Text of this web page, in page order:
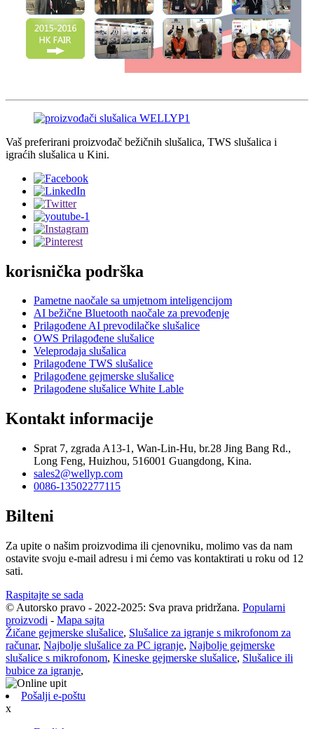
Vaš preferirani proizvođač bežičnih slušalica, TWS slušalica i
igraćih slušalica u Kini.
korisnička podrška
Pametne naočale sa umjetnom inteligencijom
AI bežične Bluetooth naočale za prevođenje
Prilagođene AI prevodilačke slušalice
OWS Prilagođene slušalice
Veleprodaja slušalica
Prilagođene TWS slušalice
Prilagođene gejmerske slušalice
Prilagođene slušalice White Lable
Kontakt informacije
Sprat 7, zgrada A13-1, Wan-Lin-Hu, br.28 Jing Bang Rd.,
Long Feng, Huizhou, 516001 Guangdong, Kina.
sales2@wellyp.com
0086-13502277115
Bilteni
Za upite o našim proizvodima ili cjenovniku, molimo vas da nam
ostavite svoju e-mail adresu i mi ćemo vas kontaktirati u roku od 12
sati.
Raspitajte se sada
© Autorsko pravo - 2022-2025: Sva prava pridržana. Popularni
proizvodi - Mapa sajta
Žičane gejmerske slušalice, Slušalice za igranje s mikrofonom za
računar, Najbolje slušalice za PC igranje, Najbolje gejmerske
slušalice s mikrofonom, Kineske gejmerske slušalice, Slušalice ili
bubice za igranje,
Pošalji e-poštu
x